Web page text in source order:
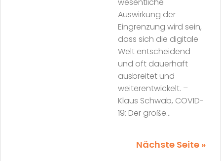
wesentliche
Auswirkung der
Eingrenzung wird sein,
dass sich die digitale
Welt entscheidend
und oft dauerhaft
ausbreitet und
weiterentwickelt. –
Klaus Schwab, COVID-
19: Der große...
Nächste Seite »